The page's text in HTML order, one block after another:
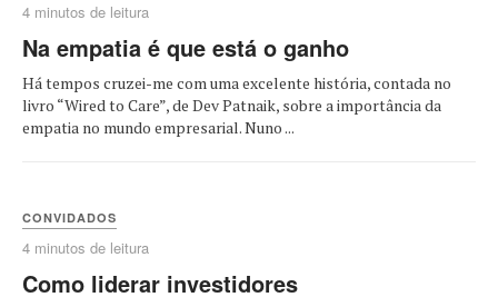
4 minutos de leitura
Na empatia é que está o ganho
Há tempos cruzei-me com uma excelente história, contada no
livro “Wired to Care”, de Dev Patnaik, sobre a importância da
empatia no mundo empresarial. Nuno ...
CONVIDADOS
4 minutos de leitura
Como liderar investidores